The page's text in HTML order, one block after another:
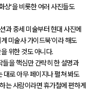
상'을 비롯한 여러 사진들도
과 중세 미술부터 현대 사진에
미술사 가이드북’이라 해도
위한 것도 아니다.
을 핵심만 간략히 한 설명과
대로 아무 페이지나 펼쳐 봐도
는 사람이라면 휴가철에 편하게